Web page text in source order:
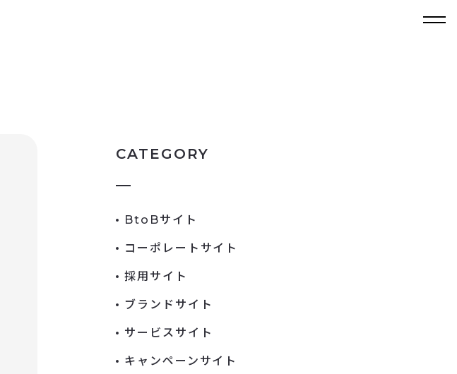
CATEGORY
BtoBサイト
コーポレートサイト
採用サイト
ブランドサイト
サービスサイト
キャンペーンサイト